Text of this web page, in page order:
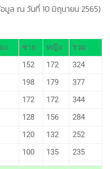
มูล ณ วันที่ 10 มิถุนายน 2565)
ง ชาย หญิง
รวม
152 172
324
198 179
377
172 172
344
128 156
284
120 132
252
100 135 235